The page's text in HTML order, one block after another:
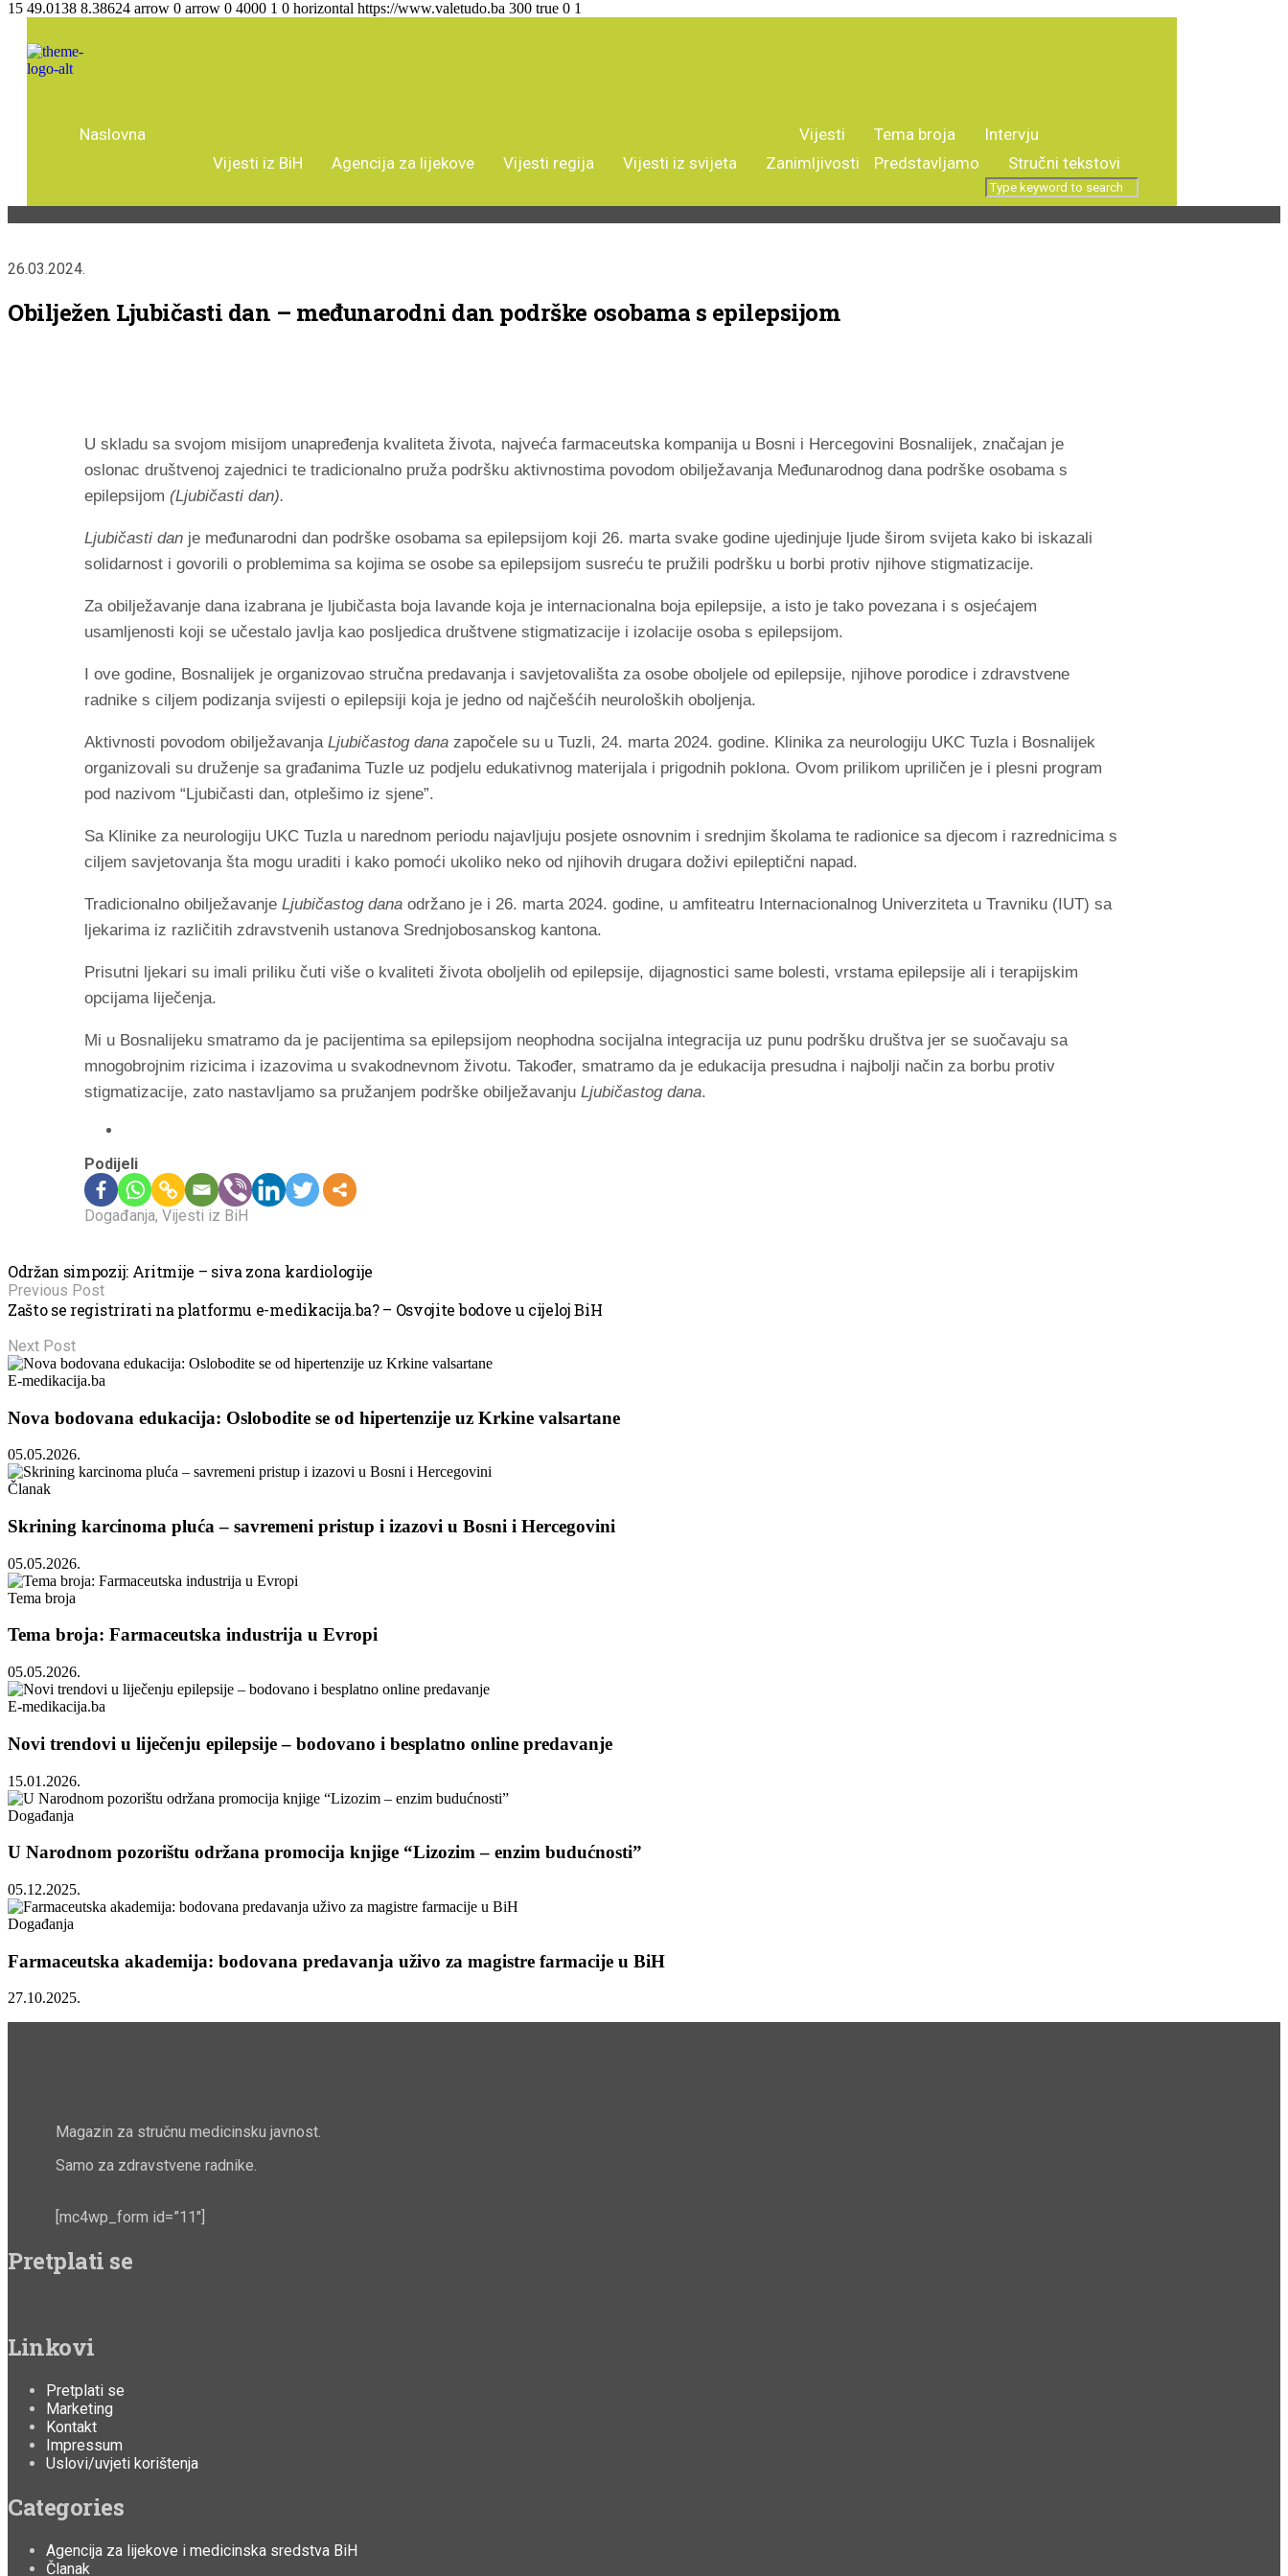
15 49.0138 8.38624 arrow 0 arrow 0 4000 1 0 horizontal https://www.valetudo.ba 300 true 0 1
Naslovna
Vijesti
Vijesti iz BiH
Agencija za lijekove Vijesti regija Vijesti iz svijeta Zanimljivosti
Tema broja
Intervju
Predstavljamo
Stručni tekstovi
26.03.2024.
Obilježen Ljubičasti dan – međunarodni dan podrške osobama s epilepsijom
U skladu sa svojom misijom unapređenja kvaliteta života, najveća farmaceutska kompanija u Bosni i Hercegovini Bosnalijek, značajan je
oslonac društvenoj zajednici te tradicionalno pruža podršku aktivnostima povodom obilježavanja Međunarodnog dana podrške osobama s
epilepsijom (Ljubičasti dan).
Ljubičasti dan je međunarodni dan podrške osobama sa epilepsijom koji 26. marta svake godine ujedinjuje ljude širom svijeta kako bi iskazali
solidarnost i govorili o problemima sa kojima se osobe sa epilepsijom susreću te pružili podršku u borbi protiv njihove stigmatizacije.
Za obilježavanje dana izabrana je ljubičasta boja lavande koja je internacionalna boja epilepsije, a isto je tako povezana i s osjećajem
usamljenosti koji se učestalo javlja kao posljedica društvene stigmatizacije i izolacije osoba s epilepsijom.
I ove godine, Bosnalijek je organizovao stručna predavanja i savjetovališta za osobe oboljele od epilepsije, njihove porodice i zdravstvene
radnike s ciljem podizanja svijesti o epilepsiji koja je jedno od najčešćih neuroloških oboljenja.
Aktivnosti povodom obilježavanja Ljubičastog dana započele su u Tuzli, 24. marta 2024. godine. Klinika za neurologiju UKC Tuzla i Bosnalijek
organizovali su druženje sa građanima Tuzle uz podjelu edukativnog materijala i prigodnih poklona. Ovom prilikom upriličen je i plesni program
pod nazivom “Ljubičasti dan, otplešimo iz sjene”.
Sa Klinike za neurologiju UKC Tuzla u narednom periodu najavljuju posjete osnovnim i srednjim školama te radionice sa djecom i razrednicima s
ciljem savjetovanja šta mogu uraditi i kako pomoći ukoliko neko od njihovih drugara doživi epileptični napad.
Tradicionalno obilježavanje Ljubičastog dana održano je i 26. marta 2024. godine, u amfiteatru Internacionalnog Univerziteta u Travniku (IUT) sa
ljekarima iz različitih zdravstvenih ustanova Srednjobosanskog kantona.
Prisutni ljekari su imali priliku čuti više o kvaliteti života oboljelih od epilepsije, dijagnostici same bolesti, vrstama epilepsije ali i terapijskim
opcijama liječenja.
Mi u Bosnalijeku smatramo da je pacijentima sa epilepsijom neophodna socijalna integracija uz punu podršku društva jer se suočavaju sa
mnogobrojnim rizicima i izazovima u svakodnevnom životu. Također, smatramo da je edukacija presudna i najbolji način za borbu protiv
stigmatizacije, zato nastavljamo sa pružanjem podrške obilježavanju Ljubičastog dana.
Podijeli
Događanja, Vijesti iz BiH
Održan simpozij: Aritmije – siva zona kardiologije
Previous Post
Zašto se registrirati na platformu e-medikacija.ba? – Osvojite bodove u cijeloj BiH
Next Post
E-medikacija.ba
Nova bodovana edukacija: Oslobodite se od hipertenzije uz Krkine valsartane
05.05.2026.
Članak
Skrining karcinoma pluća – savremeni pristup i izazovi u Bosni i Hercegovini
05.05.2026.
Tema broja
Tema broja: Farmaceutska industrija u Evropi
05.05.2026.
E-medikacija.ba
Novi trendovi u liječenju epilepsije – bodovano i besplatno online predavanje
15.01.2026.
Događanja
U Narodnom pozorištu održana promocija knjige “Lizozim – enzim budućnosti”
05.12.2025.
Događanja
Farmaceutska akademija: bodovana predavanja uživo za magistre farmacije u BiH
27.10.2025.
Magazin za stručnu medicinsku javnost.
Samo za zdravstvene radnike.
[mc4wp_form id=”11″]
Pretplati se
Linkovi
Pretplati se
Marketing
Kontakt
Impressum
Uslovi/uvjeti korištenja
Categories
Agencija za lijekove i medicinska sredstva BiH
Članak